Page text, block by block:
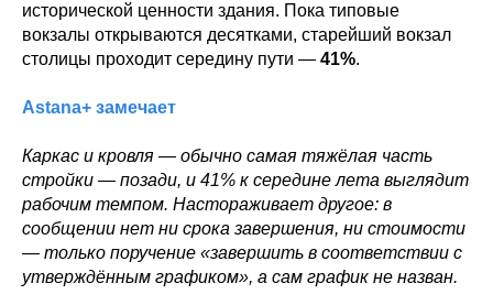
исторической ценности здания. Пока типовые
вокзалы открываются десятками, старейший вокзал
столицы проходит середину пути — 41%.
Astana+ замечает
Каркас и кровля — обычно самая тяжёлая часть
стройки — позади, и 41% к середине лета выглядит
рабочим темпом. Настораживает другое: в
сообщении нет ни срока завершения, ни стоимости
— только поручение «завершить в соответствии с
утверждённым графиком», а сам график не назван.